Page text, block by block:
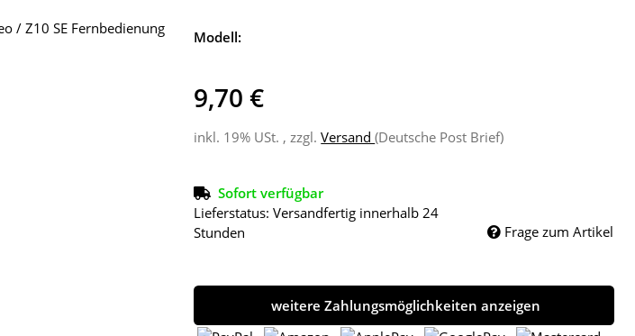
Modell:
9,70 €
inkl. 19% USt. , zzgl.Versand(Deutsche Post Brief)
Sofort verfügbar
Lieferstatus: Versandfertig innerhalb 24
Stunden
Frage zum Artikel
weitere Zahlungsmöglichkeiten anzeigen